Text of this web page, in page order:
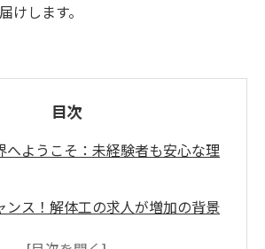
けします。
目次
へようこそ：未経験者も安心な理
ンス！解体工の求人が増加の背景
ロへ！解体工として成長するため